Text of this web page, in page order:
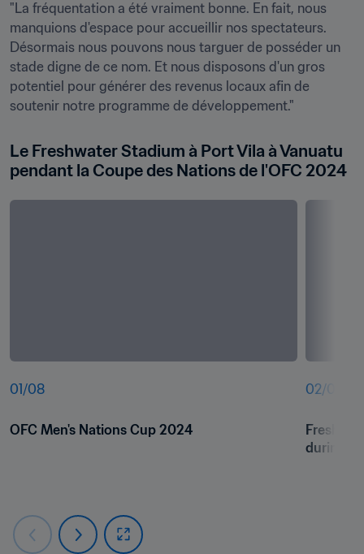
"La fréquentation a été vraiment bonne. En fait, nous
manquions d'espace pour accueillir nos spectateurs.
Désormais nous pouvons nous targuer de posséder un
stade digne de ce nom. Et nous disposons d'un gros
potentiel pour générer des revenus locaux afin de
Le Freshwater Stadium à Port Vila à Vanuatu
pendant la Coupe des Nations de l'OFC 2024
01 /08
OFC Men's Nations Cup 2024
02/08
during